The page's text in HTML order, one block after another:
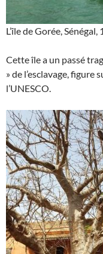
L’île de Gorée,
Cette île a un passé
» de l’esclavage,
l’UNESCO.